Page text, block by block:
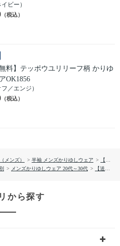
ビー）
（税込）
無料】テッポウユリリーフ柄 かりゆ
OK1856
／エンジ）
（税込）
メンズ） > 半袖 メンズかりゆしウェア >
【送料無料】ミズガンビとリーフ柄 かりゆしウェアOK1858
> メンズかりゆしウェア 20代～30代 > 【送料無料】ミズガンビとリーフ柄 かりゆしウェアOK1858
から探す